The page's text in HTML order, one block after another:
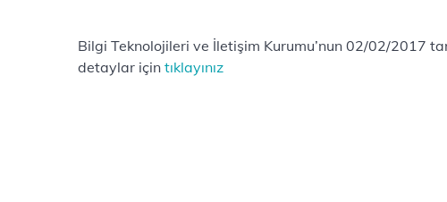
Bilgi Teknolojileri ve İletişim Kurumu’nun 02/02/2017
detaylar için ​ tıklayınız